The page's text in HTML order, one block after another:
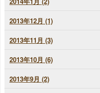
2013年12月 (1)
2013年11月 (3)
2013年10月 (6)
2013年9月 (2)